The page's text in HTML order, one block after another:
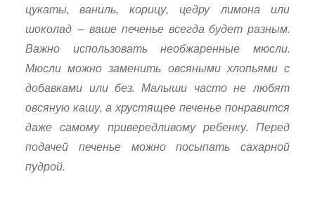
цукаты, ваниль, корицу, цедру лимона или
шоколад — ваше печенье всегда будет разным.
Важно использоватьнеобжаренные мюсли.
Мюсли можно заменить овсяными хлопьями с
добавками или без. Малыши часто не любят
овсяную кашу, а хрустящее печенье понравится
даже самому привередливому ребенку. Перед
подачей печенье можно посыпать сахарной
пудрой.